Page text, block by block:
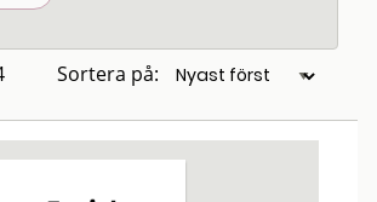
Sortera på: